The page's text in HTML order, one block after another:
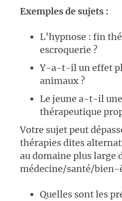
Exemples de sujets :
L’hypnose : fin
escroquerie ?
Y-a-t-il un effet
animaux ?
Le jeune a-t-il
thérapeutique
Votre sujet peut
thérapies dites
au domaine plus large
médecine/santé/bien-
Quelles sont les